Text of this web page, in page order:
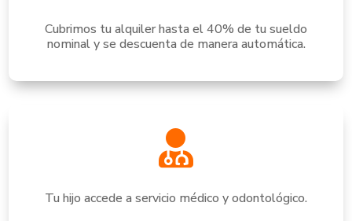
Cubrimos tu alquiler hasta el 40% de tu sueldo
nominal y se descuenta de manera automática.

Tu hijo accede a servicio médico y odontológico.